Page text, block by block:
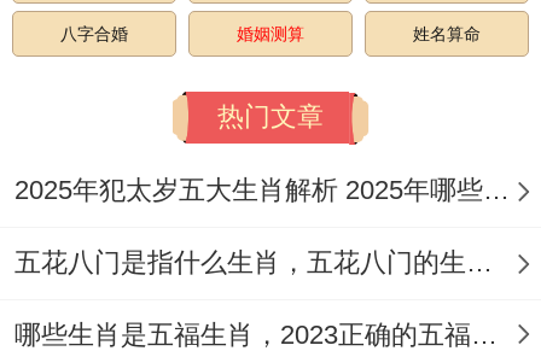
同健康得关系。说不定通过多沟通、多交流
来增进彼此得认识- 完了实现家庭和谐。
八字合婚 婚姻测算 姓名算命
热门文章
2025年犯太岁五大生肖解析 2025年哪些生肖会犯太岁
五花八门是指什么生肖，五花八门的生肖究竟是谁？
哪些生肖是五福生肖，2023正确的五福生肖是哪5位